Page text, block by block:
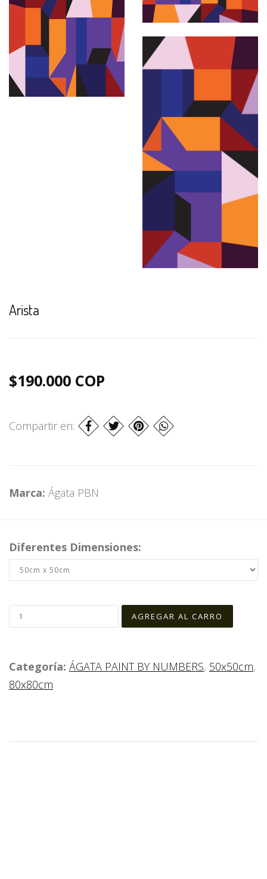
Arista
$190.000 COP
Compartir en:
Marca: Ágata PBN
Diferentes Dimensiones:
Categoría: ÁGATA PAINT BY NUMBERS, 50x50cm,
80x80cm